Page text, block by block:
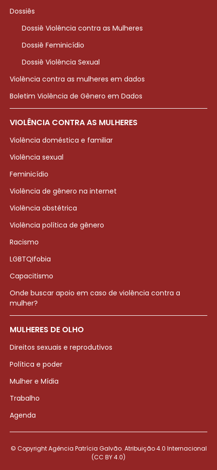
Dossiês
Dossiê Violência contra as Mulheres
Dossiê Feminicídio
Dossiê Violência Sexual
Violência contra as mulheres em dados
Boletim Violência de Gênero em Dados
VIOLÊNCIA CONTRA AS MULHERES
Violência doméstica e familiar
Violência sexual
Feminicídio
Violência de gênero na internet
Violência obstétrica
Violência política de gênero
Racismo
LGBTQIfobia
Capacitismo
Onde buscar apoio em caso de violência contra a
mulher?
MULHERES DE OLHO
Direitos sexuais e reprodutivos
Política e poder
Mulher e Mídia
Trabalho
Agenda
© Copyright Agência Patrícia Galvão. Atribuição 4.0 Internacional
(CC BY 4.0)